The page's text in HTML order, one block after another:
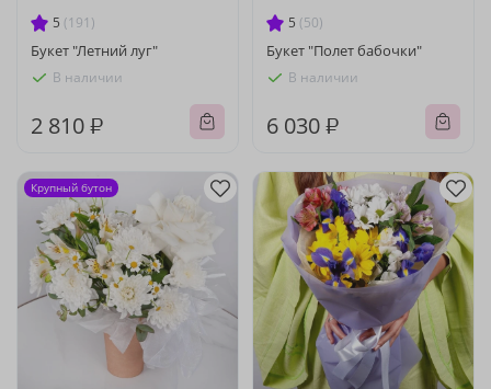
5 (191)
Букет "Летний луг"
В наличии
2 810 ₽
5 (50)
Букет "Полет бабочки"
В наличии
6 030 ₽
Крупный бутон